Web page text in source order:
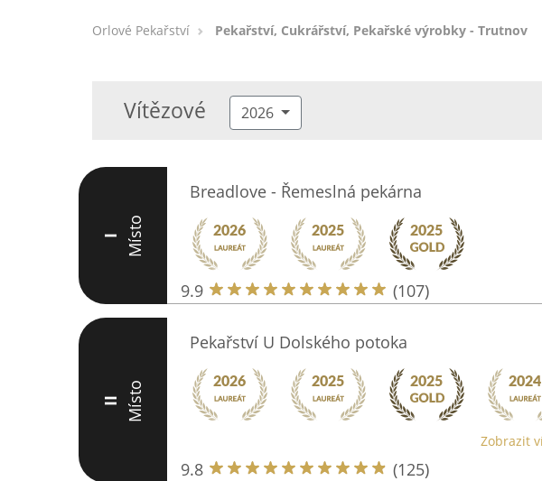
Orlové Pekařství Pekařství, Cukrářství, Pekařské výrobky - Trutnov
Vítězové 2026
I Místo
Breadlove - Řemeslná pekárna
9.9 (107)
II Místo
Pekařství U Dolského potoka
Zobrazit
9.8 (125)